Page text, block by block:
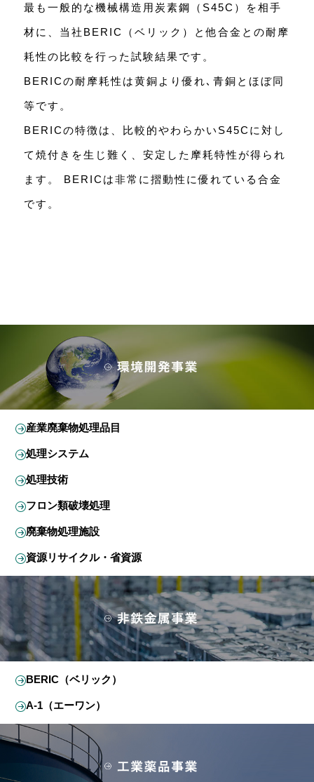
最も一般的な機械構造用炭素鋼（S45C）を相手
材に、当社BERIC（ベリック）と他合金との耐摩
耗性の比較を行った試験結果です。
BERICの耐摩耗性は黄銅より優れ､青銅とほぼ同
等です。
BERICの特徴は、比較的やわらかいS45Cに対し
て焼付きを生じ難く、安定した摩耗特性が得られ
ます。 BERICは非常に摺動性に優れている合金
です。
産業廃棄物処理品目
処理システム
処理技術
フロン類破壊処理
廃棄物処理施設
資源リサイクル・省資源
BERIC（ベリック）
A-1（エーワン）